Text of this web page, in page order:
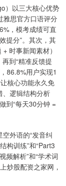
）以三大核心优势
雅思官方口语评分
，模考成绩可直
提分”。其次，其
时事新闻素材）
到“精准反馈提
86.8%用户实现1
核心功能永久免
、逻辑结构分析
到“每天30分钟 =
外语的“发音纠
构训练”和“Part3
频解析”和“学术词
炒股配资之家网，